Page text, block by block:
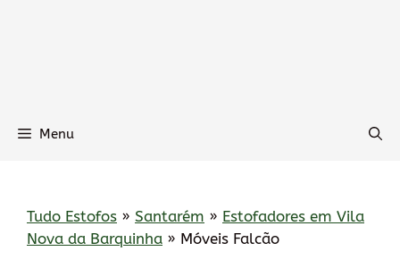
Menu
Tudo Estofos » Santarém » Estofadores em Vila
Nova da Barquinha » Móveis Falcão